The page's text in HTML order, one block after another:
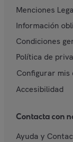
Menciones
Información
Condiciones
Política de
Configurar mis
Accesibilidad
Contacta con
Ayuda y